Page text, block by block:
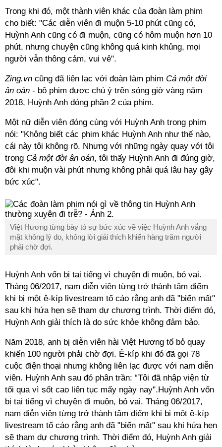
Trong khi đó, một thành viên khác của đoàn làm phim
cho biết: "Các diễn viên đi muộn 5-10 phút cũng có,
Huỳnh Anh cũng có đi muộn, cũng có hôm muộn hơn 10
phút, nhưng chuyện cũng không quá kinh khủng, mọi
người vẫn thông cảm, vui vẻ".
Zing.vn cũng đã liên lạc với đoàn làm phim Cả một đời
ân oán - bộ phim được chú ý trên sóng giờ vàng năm
2018, Huỳnh Anh đóng phần 2 của phim.
Một nữ diễn viên đóng cùng với Huỳnh Anh trong phim
nói: "Không biết các phim khác Huỳnh Anh như thế nào,
cái này tôi không rõ. Nhưng với những ngày quay với tôi
trong Cả một đời ân oán, tôi thấy Huỳnh Anh đi đúng giờ,
đôi khi muộn vài phút nhưng không phải quá lâu hay gây
bức xúc".
Việt Hương từng bày tỏ sự bức xúc về việc Huỳnh Anh vắng
mặt không lý do, không lời giải thích khiến hàng trăm người
phải chờ đợi.
Huỳnh Anh vốn bị tai tiếng vì chuyện đi muộn, bỏ vai.
Tháng 06/2017, nam diễn viên từng trở thành tâm điểm
khi bị một ê-kíp livestream tố cáo rằng anh đã "biến mất"
sau khi hứa hẹn sẽ tham dự chương trình. Thời điểm đó,
Huỳnh Anh giải thích là do sức khỏe không đảm bảo.
Năm 2018, anh bị diễn viên hài Việt Hương tố bỏ quay
khiến 100 người phải chờ đợi. Ê-kíp khi đó đã gọi 78
cuộc điện thoại nhưng không liên lạc được với nam diễn
viên. Huỳnh Anh sau đó phân trần: “Tôi đã nhập viện từ
tối qua vì sốt cao liên tục mấy ngày nay".Huỳnh Anh vốn
bị tai tiếng vì chuyện đi muộn, bỏ vai. Tháng 06/2017,
nam diễn viên từng trở thành tâm điểm khi bị một ê-kíp
livestream tố cáo rằng anh đã "biến mất" sau khi hứa hẹn
sẽ tham dự chương trình. Thời điểm đó, Huỳnh Anh giải